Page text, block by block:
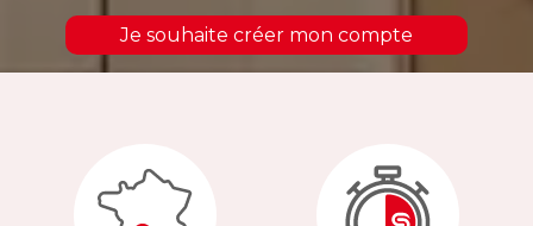
Je souhaite créer mon compte